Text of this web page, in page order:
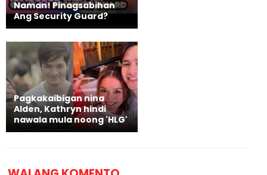
Naman! Pinagsabihan
Ang Security Guard?
Pagkakaibigan nina
Alden, Kathryn hindi
nawala mula noong 'HLG'